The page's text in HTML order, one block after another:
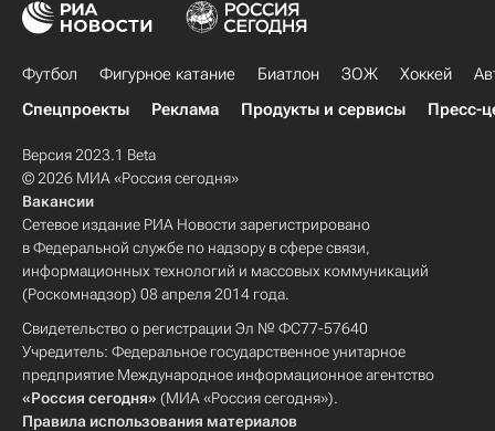
Футбол Фигурное катание Биатлон ЗОЖ Хоккей
Спецпроекты
Реклама Продукты и сервисы Пресс-
Версия 2023.1 Beta
© 2026 МИА «Россия сегодня»
Вакансии
Сетевое издание РИА Новости зарегистрировано
в Федеральной службе по надзору в сфере связи,
информационных технологий и массовых коммуникаций
(Роскомнадзор) 08 апреля 2014 года.
Свидетельство о регистрации Эл № ФС77-57640
Учредитель: Федеральное государственное унитарное
предприятие Международное информационное агентство
«Россия сегодня» (МИА «Россия сегодня»).
Правила использования материалов